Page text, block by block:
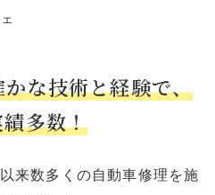
な技術と経験で、
多数！
来数多くの自動車修理を施